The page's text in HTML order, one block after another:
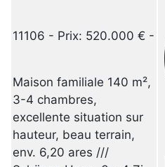
11106 - Prix: 520.000 € -
Maison familiale 140 m²,
3-4 chambres,
excellente situation sur
hauteur, beau terrain,
env. 6,20 ares ///